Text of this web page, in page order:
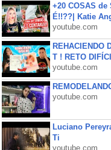
+20 COSAS de
É!!??| Katie
youtube.com
REHACIENDO
T ! RETO
youtube.com
youtube.com
Luciano
Ti
youtube.com